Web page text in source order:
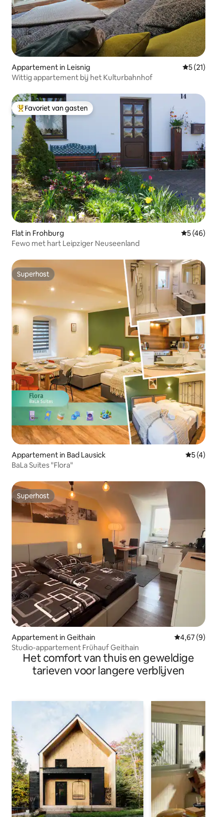
Appartement in Leisnig
5 (21)
Wittig appartement bij het Kulturbahnhof
Topfavoriet van gasten
Favoriet van gasten
Flat in Frohburg
5 (46)
Fewo met hart Leipziger Neuseenland
Superhost
Superhost
Appartement in Bad Lausick
5 (4)
BaLa Suites "Flora"
Superhost
Superhost
Appartement in Geithain Gemiddelde
4,67 (9)
Studio-appartement Frühauf Geithain
Het comfort van thuis en geweldige
tarieven voor langere verblijven